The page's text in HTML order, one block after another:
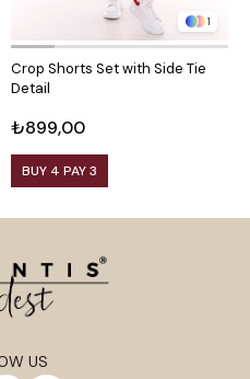
1
Crop Shorts Set with Side Tie
Detail
₺899,00
BUY 4 PAY 3
US